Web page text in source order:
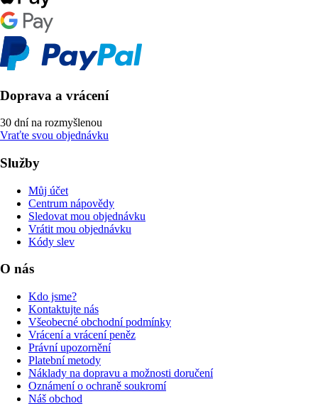
Doprava a vrácení
30 dní na rozmyšlenou
Vraťte svou objednávku
Služby
Můj účet
Centrum nápovědy
Sledovat mou objednávku
Vrátit mou objednávku
Kódy slev
O nás
Kdo jsme?
Kontaktujte nás
Všeobecné obchodní podmínky
Vrácení a vrácení peněz
Právní upozornění
Platební metody
Náklady na dopravu a možnosti doručení
Oznámení o ochraně soukromí
Náš obchod